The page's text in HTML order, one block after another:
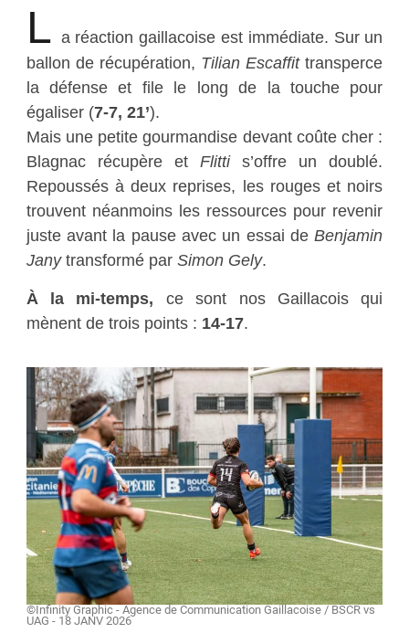
L a réaction gaillacoise est immédiate. Sur un
ballon de récupération, Tilian Escaffittransperce
la défense et file le long de la touche pour
égaliser (7-7, 21’).
Mais une petite gourmandise devant coûte cher :
Blagnac récupère et Flittis’offre un doublé.
Repoussés à deux reprises, les rouges et noirs
trouvent néanmoins les ressources pour revenir
juste avant la pause avec un essai deBenjamin
Janytransformé par Simon Gely.
À la mi-temps, ce sont nos Gaillacois qui
mènent de trois points : 14-17.
©Infinity Graphic - Agence de Communication Gaillacoise / BSCR vs
UAG - 18 JANV 2026